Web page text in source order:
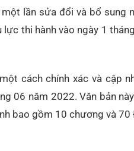
lần sửa đổi và bổ sung
thi hành vào ngày 1
cách chính xác và cập
06 năm 2022. Văn bản
bao gồm 10 chương và 70